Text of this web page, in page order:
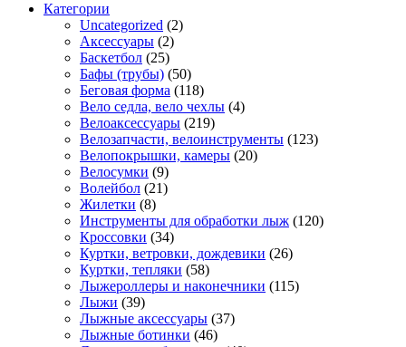
Категории
Uncategorized (2)
Аксессуары (2)
Баскетбол (25)
Бафы (трубы) (50)
Беговая форма (118)
Вело седла, вело чехлы (4)
Велоаксессуары (219)
Велозапчасти, велоинструменты (123)
Велопокрышки, камеры (20)
Велосумки (9)
Волейбол (21)
Жилетки (8)
Инструменты для обработки лыж (120)
Кроссовки (34)
Куртки, ветровки, дождевики (26)
Куртки, тепляки (58)
Лыжероллеры и наконечники (115)
Лыжи (39)
Лыжные аксессуары (37)
Лыжные ботинки (46)